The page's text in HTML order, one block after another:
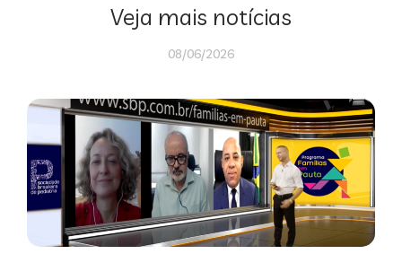
Veja mais notícias
08/06/2026